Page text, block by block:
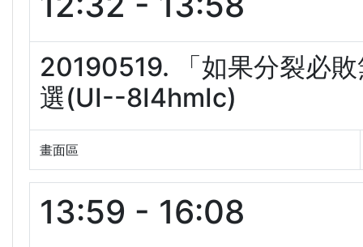
20190519. 「如果分裂必
選(UI--8I4hmIc)
畫面區
13:59 - 16:08